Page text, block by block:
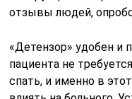
восстановлении
и росте мышечного
наступлении
использовании